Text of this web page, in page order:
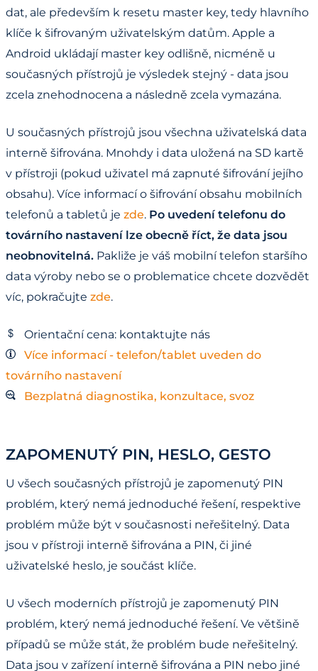
dat, ale především k resetu master key, tedy hlavního
klíče k šifrovaným uživatelským datům. Apple a
Android ukládají master key odlišně, nicméně u
současných přístrojů je výsledek stejný - data jsou
zcela znehodnocena a následně zcela vymazána.
U současných přístrojů jsou všechna uživatelská data
interně šifrována. Mnohdy i data uložená na SD kartě
v přístroji (pokud uživatel má zapnuté šifrování jejího
obsahu). Více informací o šifrování obsahu mobilních
telefonů a tabletů je zde. Po uvedení telefonu do
továrního nastavení lze obecně říct, že data jsou
neobnovitelná. Pakliže je váš mobilní telefon staršího
data výroby nebo se o problematice chcete dozvědět
víc, pokračujte zde.
Orientační cena: kontaktujte nás
Více informací - telefon/tablet uveden do
továrního nastavení
Bezplatná diagnostika, konzultace, svoz
ZAPOMENUTÝ PIN, HESLO, GESTO
U všech současných přístrojů je zapomenutý PIN
problém, který nemá jednoduché řešení, respektive
problém může být v současnosti neřešitelný. Data
jsou v přístroji interně šifrována a PIN, či jiné
uživatelské heslo, je součást klíče.
U všech moderních přístrojů je zapomenutý PIN
problém, který nemá jednoduché řešení. Ve většině
případů se může stát, že problém bude neřešitelný.
Data jsou v zařízení interně šifrována a PIN nebo jiné